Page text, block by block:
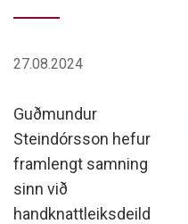
27.08.2024
Guðmundur
Steindórsson hefur
framlengt samning
sinn við
handknattleiksdeild